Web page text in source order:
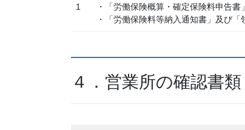
1
・「労働保険概算・確定保険料申告書
・「労働保険料等納入通知書」及び「
４．営業所の確認書類